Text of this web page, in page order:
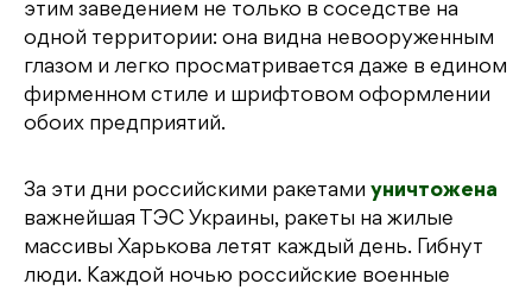
этим заведением не только в соседстве на
одной территории: она видна невооруженным
глазом и легко просматривается даже в едином
фирменном стиле и шрифтовом оформлении
обоих предприятий.
За эти дни российскими ракетами уничтожена
важнейшая ТЭС Украины, ракеты на жилые
массивы Харькова летят каждый день. Гибнут
люди. Каждой ночью российские военные